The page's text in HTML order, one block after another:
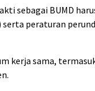
sebagai BUMD
serta peraturan
kerja sama,